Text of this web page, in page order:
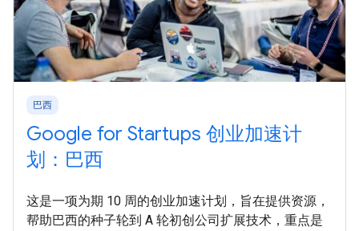
巴西
Google for Startups 创业加速计
划：巴西
这是一项为期 10 周的创业加速计划，旨在提供资源，
帮助巴西的种子轮到 A 轮初创公司扩展技术，重点是